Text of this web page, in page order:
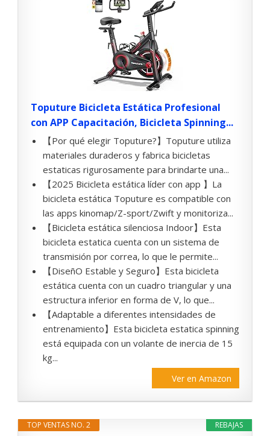
Toputure Bicicleta Estática Profesional
con APP Capacitación, Bicicleta Spinning...
【Por qué elegir Toputure?】Toputure utiliza
materiales duraderos y fabrica bicicletas
estaticas rigurosamente para brindarte una...
【2025 Bicicleta estática líder con app 】La
bicicleta estática Toputure es compatible con
las apps kinomap/Z-sport/Zwift y monitoriza...
【Bicicleta estática silenciosa Indoor】Esta
bicicleta estatica cuenta con un sistema de
transmisión por correa, lo que le permite...
【DiseñO Estable y Seguro】Esta bicicleta
estática cuenta con un cuadro triangular y una
estructura inferior en forma de V, lo que...
【Adaptable a diferentes intensidades de
entrenamiento】Esta bicicleta estatica spinning
está equipada con un volante de inercia de 15
kg...
Ver en Amazon
REBAJAS
TOP VENTAS NO. 2